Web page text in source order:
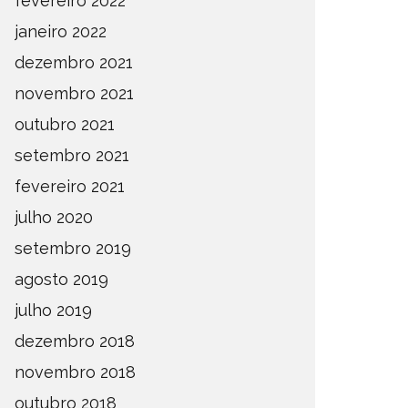
DEFINIDOS OS SEMIFINALISTAS
DO ESTADUAL DE AMADORES –
FASE OESTE 2026
ESTADUAL
janeiro 2022
dezembro 2021
novembro 2021
outubro 2021
setembro 2021
fevereiro 2021
julho 2020
setembro 2019
agosto 2019
julho 2019
dezembro 2018
novembro 2018
outubro 2018